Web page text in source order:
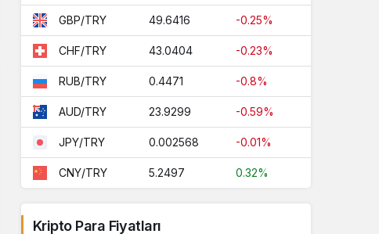
GBP/TRY 49.6416 -0.25%
CHF/TRY 43.0404 -0.23%
RUB/TRY 0.4471 -0.8%
AUD/TRY 23.9299 -0.59%
JPY/TRY 0.002568 -0.01%
CNY/TRY 5.2497 0.32%
Kripto Para Fiyatları